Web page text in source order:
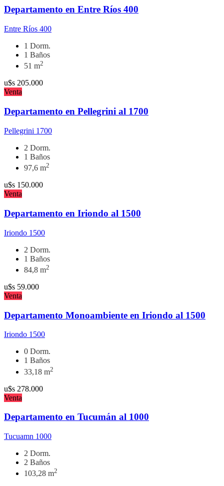
Departamento en Entre Ríos 400
Entre Ríos 400
1 Dorm.
1 Baños
51 m2
u$s 205.000
Venta
Departamento en Pellegrini al 1700
Pellegrini 1700
2 Dorm.
1 Baños
97,6 m2
u$s 150.000
Venta
Departamento en Iriondo al 1500
Iriondo 1500
2 Dorm.
1 Baños
84,8 m2
u$s 59.000
Venta
Departamento Monoambiente en Iriondo al 1500
Iriondo 1500
0 Dorm.
1 Baños
33,18 m2
u$s 278.000
Venta
Departamento en Tucumán al 1000
Tucuamn 1000
2 Dorm.
2 Baños
103,28 m2